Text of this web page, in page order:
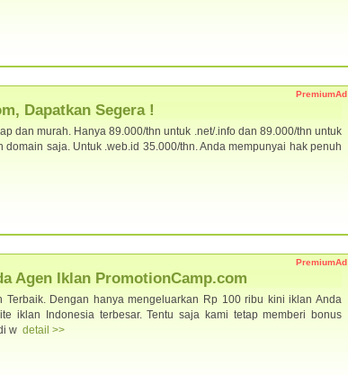
PremiumAd
Dapatkan Segera !
dan murah. Hanya 89.000/thn untuk .net/.info dan 89.000/thn untuk
saja. Untuk .web.id 35.000/thn. Anda mempunyai hak penuh
PremiumAd
Agen Iklan PromotionCamp.com
Terbaik. Dengan hanya mengeluarkan Rp 100 ribu kini iklan Anda
iklan Indonesia terbesar. Tentu saja kami tetap memberi bonus
w detail >>